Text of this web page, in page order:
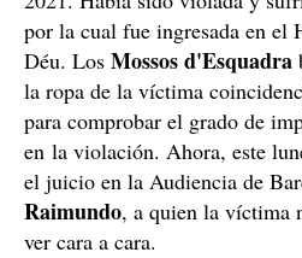
por la cual fue ingresada en el
Déu. Los Mossos d'Esquadra
la ropa de la víctima
para comprobar el grado de
en la violación. Ahora, este
el juicio en la Audiencia de
Raimundo, a quien la víctima
ver cara a cara.